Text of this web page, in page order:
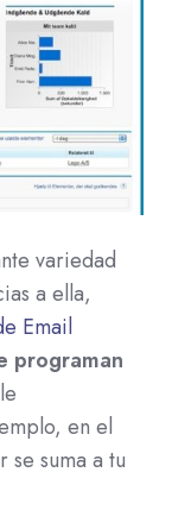
variedad
a ella,
Email
programan
en el
se suma a tu